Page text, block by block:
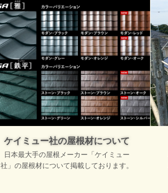
ケイミュー社の屋根材について
日本最大手の屋根メーカー「ケイミュー
社」の屋根材について掲載しております。